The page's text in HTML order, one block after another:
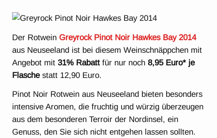
Der RotweinGreyrock Pinot Noir Hawkes Bay 2014
aus Neuseeland ist bei diesem Weinschnäppchen mit
Angebot mit31% Rabattfür nur noch8,95 Euro* je
Flaschestatt 12,90 Euro.
Pinot Noir Rotwein aus Neuseeland bieten besonders
intensive Aromen, die fruchtig und würzig überzeugen
aus dem besonderen Terroir der Nordinsel, ein
Genuss, den Sie sich nicht entgehen lassen sollten.